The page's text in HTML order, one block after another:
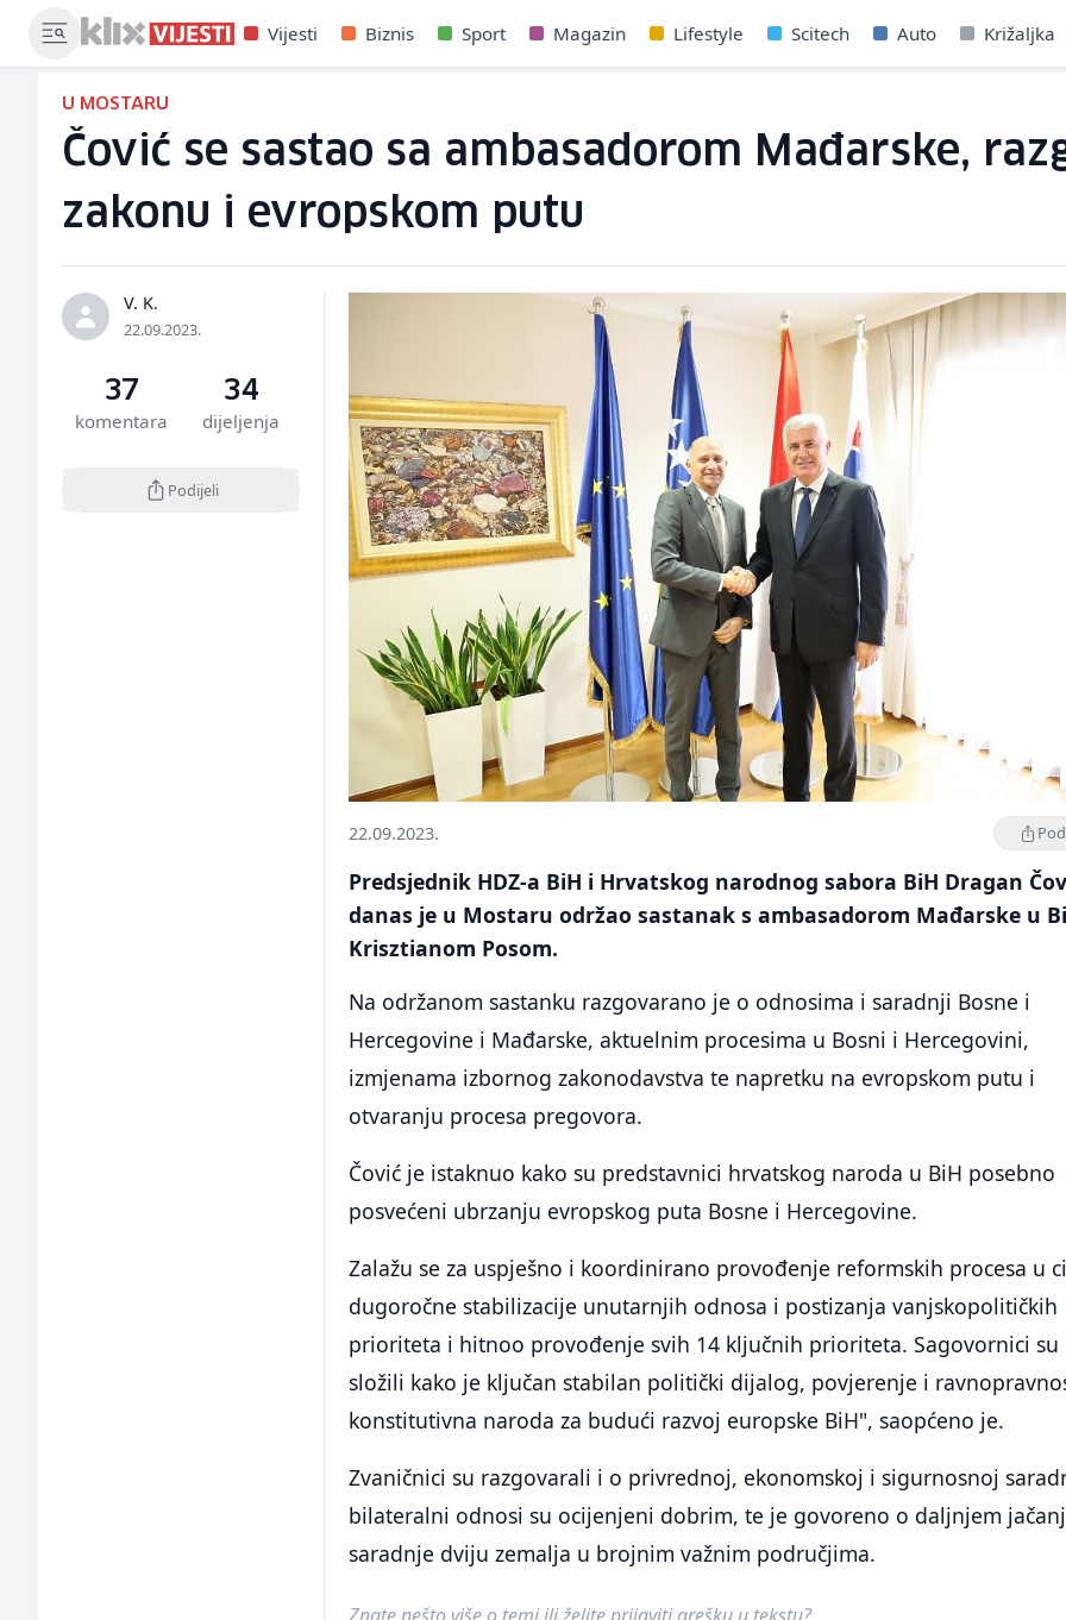
Vijesti Biznis Sport Magazin Lifestyle Scitech Auto Križaljka
U MOSTARU
Čović se sastao sa ambasadorom Mađarske,
zakonu i evropskom putu
V. K.
22.09.2023.
37
komentara
34
dijeljenja
Podijeli
22.09.2023.
Predsjednik HDZ-a BiH i Hrvatskog narodnog sabora BiH Dragan
danas je u Mostaru održao sastanak s ambasadorom Mađarske u
Krisztianom Posom.
Na održanom sastanku razgovarano je o odnosima i saradnji Bosne i
Hercegovine i Mađarske, aktuelnim procesima u Bosni i Hercegovini,
izmjenama izbornog zakonodavstva te napretku na evropskom putu i
otvaranju procesa pregovora.
Čović je istaknuo kako su predstavnici hrvatskog naroda u BiH posebno
posvećeni ubrzanju evropskog puta Bosne i Hercegovine.
Zalažu se za uspješno i koordinirano provođenje reformskih procesa u
dugoročne stabilizacije unutarnjih odnosa i postizanja vanjskopolitičkih
prioriteta i hitnoo provođenje svih 14 ključnih prioriteta. Sagovornici su
složili kako je ključan stabilan politički dijalog, povjerenje i
konstitutivna naroda za budući razvoj europske BiH", saopćeno je.
Zvaničnici su razgovarali i o privrednoj, ekonomskoj i sigurnosnoj
bilateralni odnosi su ocijenjeni dobrim, te je govoreno o daljnjem
saradnje dviju zemalja u brojnim važnim područjima.